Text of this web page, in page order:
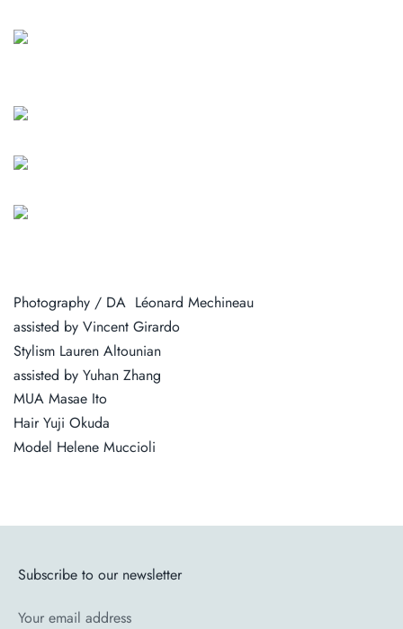
Photography / DA Léonard Mechineau
assisted by Vincent Girardo
Stylism Lauren Altounian
assisted by Yuhan Zhang
MUA Masae Ito
Hair Yuji Okuda
Model Helene Muccioli
Subscribe to our newsletter
Your email address